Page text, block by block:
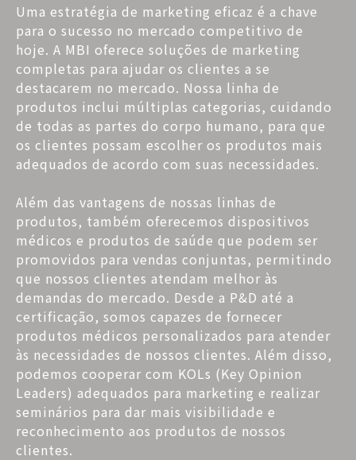
Uma estratégia de marketing eficaz é a chave
para o sucesso no mercado competitivo de
hoje. A MBI oferece soluções de marketing
completas para ajudar os clientes a se
destacarem no mercado. Nossa linha de
produtos inclui múltiplas categorias, cuidando
de todas as partes do corpo humano, para que
os clientes possam escolher os produtos mais
adequados de acordo com suas necessidades.
Além das vantagens de nossas linhas de
produtos, também oferecemos dispositivos
médicos e produtos de saúde que podem ser
promovidos para vendas conjuntas, permitindo
que nossos clientes atendam melhor às
demandas do mercado. Desde a P&D até a
certificação, somos capazes de fornecer
produtos médicos personalizados para atender
às necessidades de nossos clientes. Além disso,
podemos cooperar com KOLs (Key Opinion
Leaders) adequados para marketing e realizar
seminários para dar mais visibilidade e
reconhecimento aos produtos de nossos
clientes.